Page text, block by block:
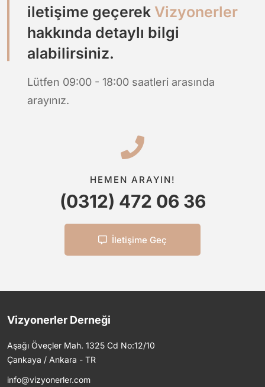
iletişime geçerek Vizyonerler
hakkında detaylı bilgi
alabilirsiniz.
Lütfen 09:00 - 18:00 saatleri arasında
arayınız.
HEMEN ARAYIN!
(0312) 472 06 36
İletişime Geç
Vizyonerler Derneği
Aşağı Öveçler Mah. 1325 Cd No:12/10
Çankaya / Ankara - TR
info@vizyonerler.com